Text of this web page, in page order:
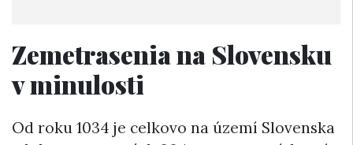
Zemetrasenia na Slovensku
v minulosti
Od roku 1034 je celkovo na území Slovenska